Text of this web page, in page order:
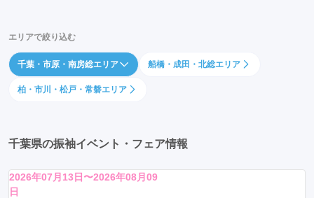
エリアで絞り込む
千葉・市原・南房総エリア 船橋・成田・北総エリア
柏・市川・松戸・常磐エリア
千葉県の振袖イベント・フェア情報
2026年07月13日〜2026年08月09
日